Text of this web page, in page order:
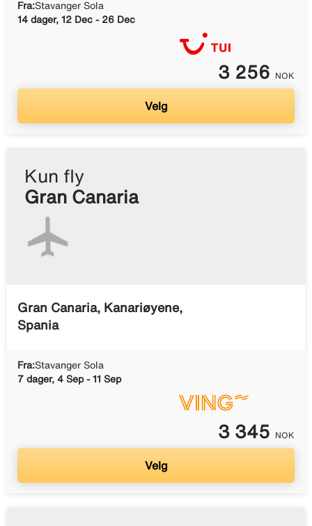
Fra:Stavanger Sola
14 dager, 12 Dec - 26 Dec
3 256 NOK
Velg
Kun fly
Gran Canaria
Gran Canaria, Kanariøyene,
Spania
Fra:Stavanger Sola
7 dager, 4 Sep - 11 Sep
3 345 NOK
Velg